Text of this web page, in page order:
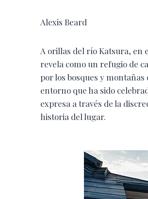
Alexis Beard
A orillas del río Katsura, en
revela como un refugio de
por los bosques y
entorno que ha sido
expresa a través de la
historia del lugar.